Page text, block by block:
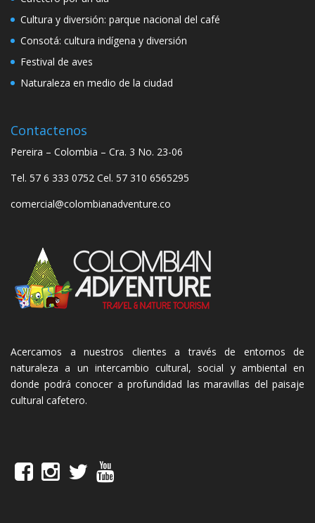
Cultura y diversión: parque nacional del café
Consotá: cultura indígena y diversión
Festival de aves
Naturaleza en medio de la ciudad
Contactenos
Pereira – Colombia – Cra. 3 No. 23-06
Tel. 57 6 333 0752 Cel. 57 310 6565295
comercial@colombianadventure.co
Acercamos a nuestros clientes a través de entornos de
naturaleza a un intercambio cultural, social y ambiental en
donde podrá conocer a profundidad las maravillas del paisaje
cultural cafetero.